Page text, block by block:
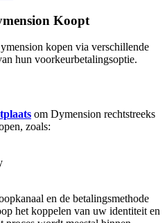
Koopt
kopen via verschillende
hun voorkeurbetalingsoptie.
om Dymension rechtstreeks
zoals:
en de betalingsmethode
het koppelen van uw identiteit en